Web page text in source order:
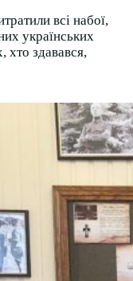
всі набої,
українських
хто здавався,